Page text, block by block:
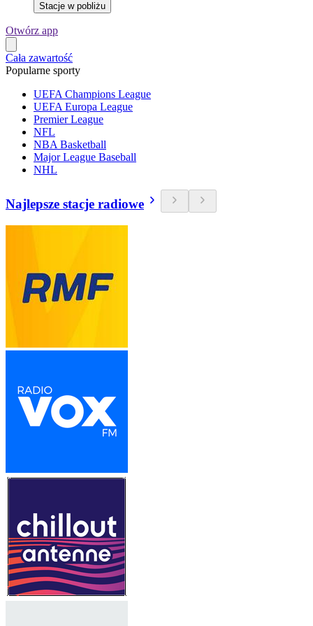
Stacje w pobliżu
Otwórz app
Cała zawartość
Popularne sporty
UEFA Champions League
UEFA Europa League
Premier League
NFL
NBA Basketball
Major League Baseball
NHL
Najlepsze stacje radiowe